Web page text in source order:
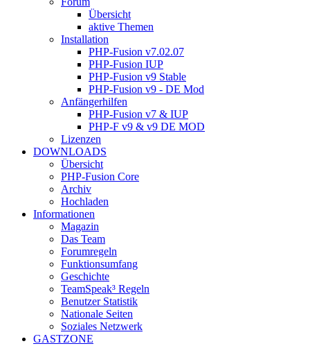
Übersicht
aktive Themen
Installation
PHP-Fusion v7.02.07
PHP-Fusion IUP
PHP-Fusion v9 Stable
PHP-Fusion v9 - DE Mod
Anfängerhilfen
PHP-Fusion v7 & IUP
PHP-F v9 & v9 DE MOD
Lizenzen
DOWNLOADS
Übersicht
PHP-Fusion Core
Archiv
Hochladen
Informationen
Magazin
Das Team
Forumregeln
Funktionsumfang
Geschichte
TeamSpeak³ Regeln
Benutzer Statistik
Nationale Seiten
Soziales Netzwerk
GASTZONE